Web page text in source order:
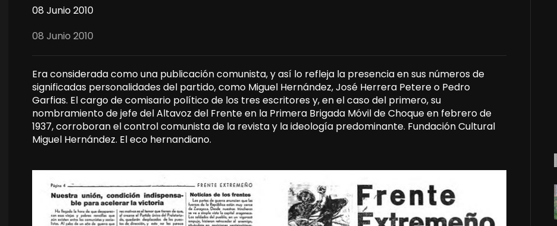
08 Junio 2010
08 Junio 2010
Era considerada como una publicación comunista, y así lo refleja la presencia en sus números de
significadas personalidades del partido, como Miguel Hernández, José Herrera Petere o Pedro
Garfias. El cargo de comisario político de los tres escritores y, en el caso del primero, su
nombramiento de jefe del Altavoz del Frente en la Primera Brigada Móvil de Choque en febrero de
1937, corroboran el control comunista de la revista y la ideología predominante. Fundación Cultural
Miguel Hernández. El eco hernandiano.